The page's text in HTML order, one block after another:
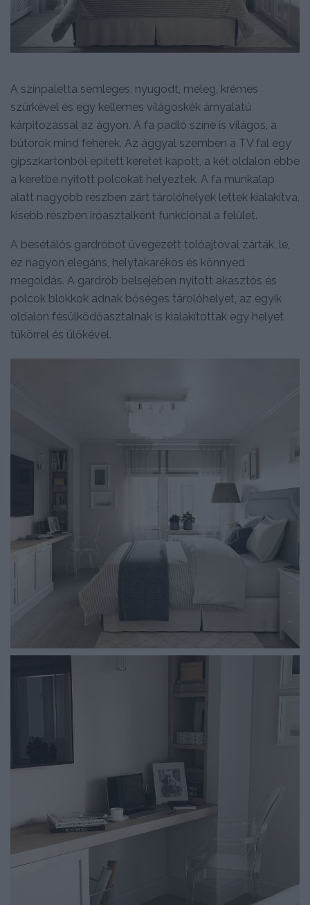
A színpaletta semleges, nyugodt, meleg, krémes
szürkével és egy kellemes világoskék árnyalatú
kárpitozással az ágyon. A fa padló színe is világos, a
bútorok mind fehérek. Az ággyal szemben a TV fal egy
gipszkartonból épített keretet kapott, a két oldalon ebbe
a keretbe nyitott polcokat helyeztek. A fa munkalap
alatt nagyobb részben zárt tárolóhelyek lettek kialakítva,
kisebb részben íróasztalként funkcionál a felület.
A besétálós gardróbot üvegezett tolóajtóval zárták, le,
ez nagyon elegáns, helytakarékos és könnyed
megoldás. A gardrób belsejében nyitott akasztós és
polcok blokkok adnak bőséges tárolóhelyet, az egyik
oldalon fésülködőasztalnak is kialakítottak egy helyet
tükörrel és ülőkével.